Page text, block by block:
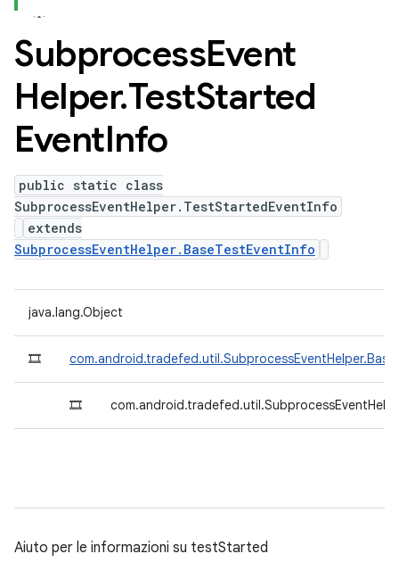
SubprocessEvent
Helper.TestStarted
EventInfo
public static class
SubprocessEventHelper.TestStartedEventInfo
extends
SubprocessEventHelper.BaseTestEventInfo
java.lang.Object
🎞
🎞
Aiuto per le informazioni su testStarted